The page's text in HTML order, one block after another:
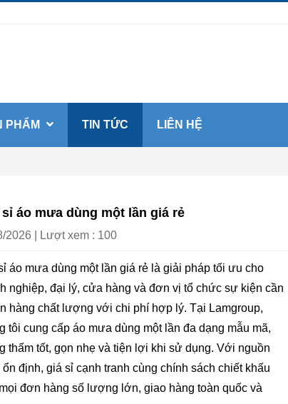
sỉ áo mưa dùng một lần giá rẻ
2026 | Lượt xem : 100
áo mưa dùng một lần giá rẻ là giải pháp tối ưu cho
nghiệp, đại lý, cửa hàng và đơn vị tổ chức sự kiện cần
hàng chất lượng với chi phí hợp lý. Tại Lamgroup,
tôi cung cấp áo mưa dùng một lần đa dạng mẫu mã,
thấm tốt, gọn nhẹ và tiện lợi khi sử dụng. Với nguồn
ổn định, giá sỉ cạnh tranh cùng chính sách chiết khấu
đơn hàng số lượng lớn, giao hàng toàn quốc và
PHẨM TIN TỨC LIÊN HỆ